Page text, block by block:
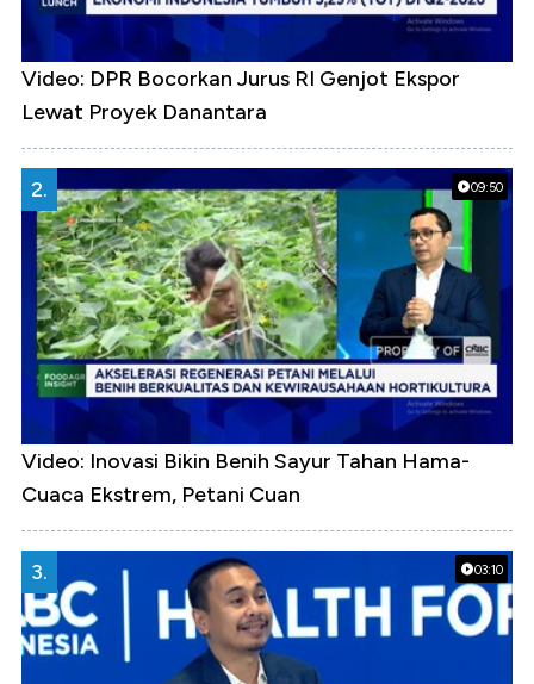
Video: DPR Bocorkan Jurus RI Genjot Ekspor
Lewat Proyek Danantara
09:50
2.
Video: Inovasi Bikin Benih Sayur Tahan Hama-
Cuaca Ekstrem, Petani Cuan
03:10
3.